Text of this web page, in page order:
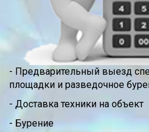
- Предварительный выезд
площадки и разведочное
- Доставка техники на объект
- Бурение